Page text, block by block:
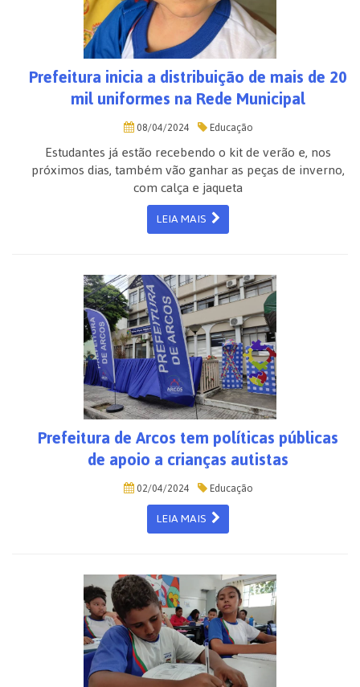
Prefeitura inicia a distribuição de mais de 20
mil uniformes na Rede Municipal
08/04/2024 Educação
Estudantes já estão recebendo o kit de verão e, nos
próximos dias, também vão ganhar as peças de inverno,
com calça e jaqueta
LEIA MAIS
Prefeitura de Arcos tem políticas públicas
de apoio a crianças autistas
02/04/2024 Educação
LEIA MAIS